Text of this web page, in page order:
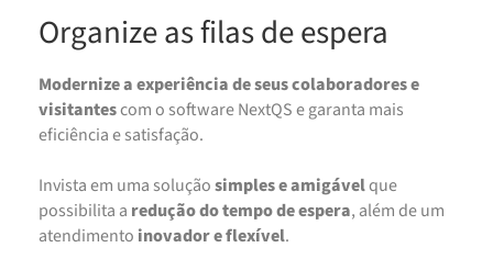
Organize as filas de espera
Modernize a experiência de seus colaboradores e
visitantescom o software NextQS e garanta mais
eficiência e satisfação.
Invista em uma soluçãosimples e amigávelque
possibilita a redução do tempo de espera, além de um
atendimento inovador e flexível.